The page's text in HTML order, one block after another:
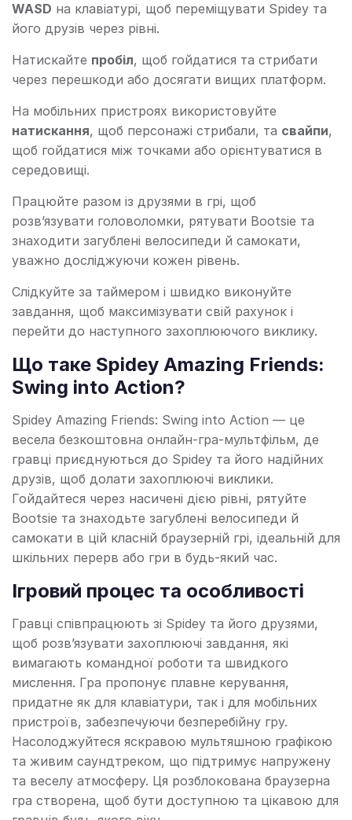
WASD на клавіатурі, щоб переміщувати Spidey та
його друзів через рівні.
Натискайте пробіл, щоб гойдатися та стрибати
через перешкоди або досягати вищих платформ.
На мобільних пристроях використовуйте
натискання, щоб персонажі стрибали, та свайпи,
щоб гойдатися між точками або орієнтуватися в
середовищі.
Працюйте разом із друзями в грі, щоб
розв’язувати головоломки, рятувати Bootsie та
знаходити загублені велосипеди й самокати,
уважно досліджуючи кожен рівень.
Слідкуйте за таймером і швидко виконуйте
завдання, щоб максимізувати свій рахунок і
перейти до наступного захоплюючого виклику.
Що таке Spidey Amazing Friends:
Swing into Action?
Spidey Amazing Friends: Swing into Action — це
весела безкоштовна онлайн-гра-мультфільм, де
гравці приєднуються до Spidey та його надійних
друзів, щоб долати захоплюючі виклики.
Гойдайтеся через насичені дією рівні, рятуйте
Bootsie та знаходьте загублені велосипеди й
самокати в цій класній браузерній грі, ідеальній для
шкільних перерв або гри в будь-який час.
Ігровий процес та особливості
Гравці співпрацюють зі Spidey та його друзями,
щоб розв’язувати захоплюючі завдання, які
вимагають командної роботи та швидкого
мислення. Гра пропонує плавне керування,
придатне як для клавіатури, так і для мобільних
пристроїв, забезпечуючи безперебійну гру.
Насолоджуйтеся яскравою мультяшною графікою
та живим саундтреком, що підтримує напружену
та веселу атмосферу. Ця розблокована браузерна
гра створена, щоб бути доступною та цікавою для